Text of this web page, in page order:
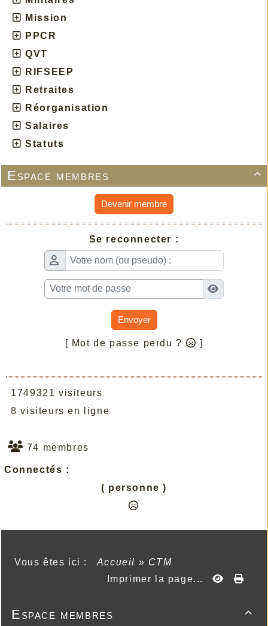
Mission
PPCR
QVT
RIFSEEP
Retraites
Réorganisation
Salaires
Statuts

Espace membres
Devenir membre
Se reconnecter :
Envoyer
[ Mot de passe perdu ? ]
1749321 visiteurs
8 visiteurs en ligne
74 membres
Connectés :
( personne )
Vous êtes ici : Accueil » CTM
Imprimer la page...

Espace membres